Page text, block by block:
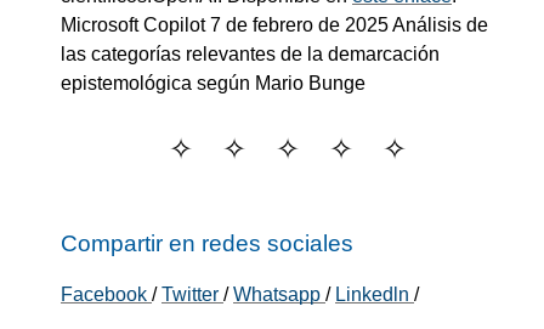
Microsoft Copilot7 de febrero de 2025Análisis de
las categorías relevantes de la demarcación
epistemológica según Mario Bunge
Compartir en redes sociales
Facebook /Twitter /Whatsapp / Linkedln /